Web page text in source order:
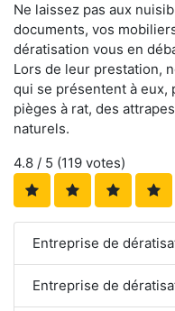
Ne laissez pas aux
documents, vos
dératisation vous en
Lors de leur prestation,
qui se présentent à eux,
pièges à rat, des
naturels.
4.8 / 5 (119 votes)
Entreprise de
Entreprise de